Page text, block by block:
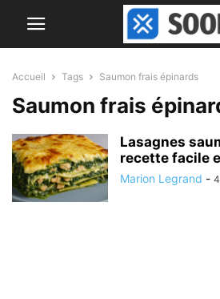
Accueil Tags Saumon frais épinards
Saumon frais
Lasagnes
recette facile
Marion Legrand -